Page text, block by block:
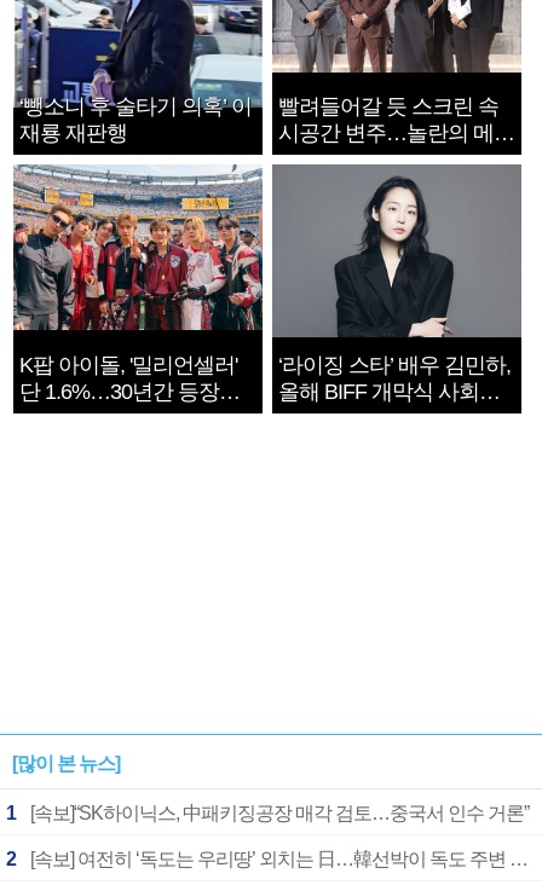
‘뺑소니 후 술타기 의혹’ 이
재룡 재판행
빨려들어갈 듯 스크린 속
시공간 변주…놀란의 메시
지는 ‘전쟁 속죄’
K팝 아이돌, '밀리언셀러'
단 1.6%…30년간 등장
1182개팀 전수조사
‘라이징 스타’ 배우 김민하,
올해 BIFF 개막식 사회자
확정
[많이 본 뉴스]
1 [속보]“SK하이닉스, 中패키징공장 매각 검토…중국서 인수 거론”
2 [속보] 여전히 ‘독도는 우리땅’ 외치는 日…韓선박이 독도 주변 해양조사 활동하자 반발